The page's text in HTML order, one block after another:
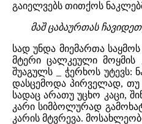
გაიელვებს თითქოს
მაშ ცაბაურთას
სად უნდა მიემართა
მტერი ცალკეული მოყმის
შუაგულს _ ჭერხოს უტევს:
დასცემოდა პირველად, თუ
სადაც არათუ უცხო კაცი,
კარი სიმბოლურად
კარის მტვრევა.